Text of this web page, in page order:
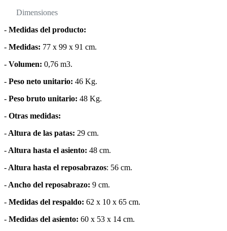
Dimensiones
- Medidas del producto:
- Medidas: 77 x 99 x 91 cm.
- Volumen: 0,76 m3.
- Peso neto unitario: 46 Kg.
- Peso bruto unitario: 48 Kg.
- Otras medidas:
- Altura de las patas: 29 cm.
- Altura hasta el asiento: 48 cm.
- Altura hasta el reposabrazos: 56 cm.
- Ancho del reposabrazo: 9 cm.
- Medidas del respaldo: 62 x 10 x 65 cm.
- Medidas del asiento: 60 x 53 x 14 cm.